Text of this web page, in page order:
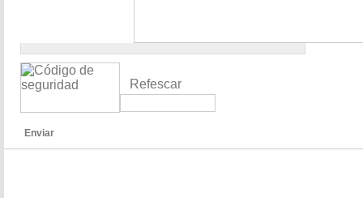
Refescar
Enviar